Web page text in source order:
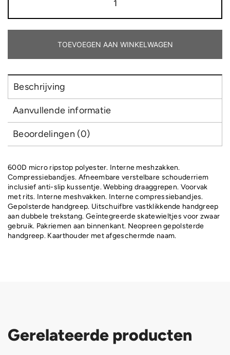
team
wieltjes
aantal
TOEVOEGEN AAN WINKELWAGEN
Beschrijving
Aanvullende informatie
Beoordelingen (0)
600D micro ripstop polyester. Interne meshzakken.
Compressiebandjes. Afneembare verstelbare schouderriem
inclusief anti-slip kussentje. Webbing draaggrepen. Voorvak
met rits. Interne meshvakken. Interne compressiebandjes.
Gepolsterde handgreep. Uitschuifbre vastklikkende handgreep
aan dubbele trekstang. Geïntegreerde skatewieltjes voor zwaar
gebruik. Pakriemen aan binnenkant. Neopreen gepolsterde
handgreep. Kaarthouder met afgeschermde naam.
Gerelateerde producten